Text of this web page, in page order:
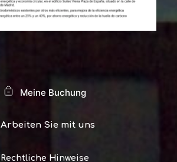
Meine Buchung
Arbeiten Sie mit uns
Rechtliche Hinweise